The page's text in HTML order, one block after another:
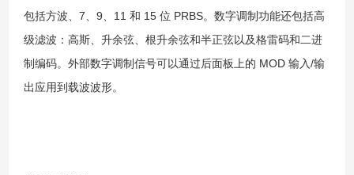
包括方波、7、9、11 和 15 位 PRBS。数字调制功能还包括高
级滤波：高斯、升余弦、根升余弦和半正弦以及格雷码和二进
制编码。外部数字调制信号可以通过后面板上的 MOD 输入/输
出应用到载波波形。